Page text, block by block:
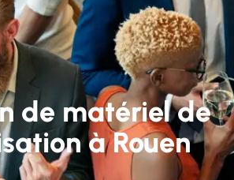
de matériel de
à Rouen